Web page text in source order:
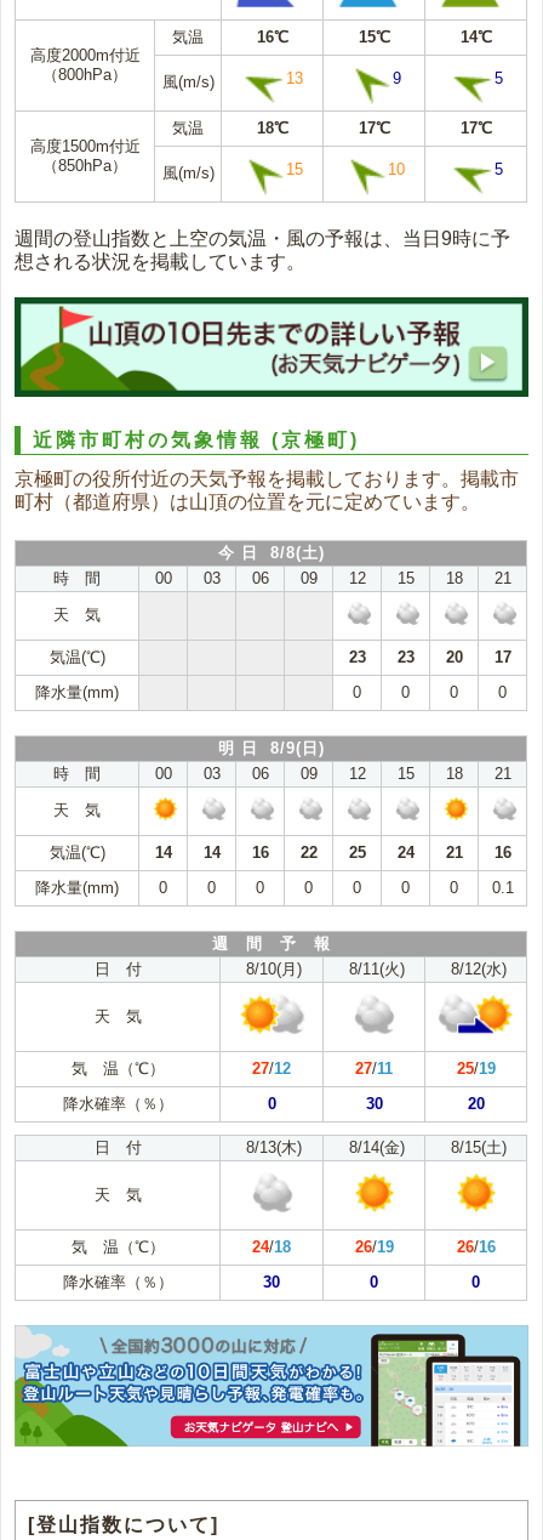
高度2000m付近
（800hPa）
気温 16℃ 15℃ 14℃
風(m/s) 13 9 5
高度1500m付近
（850hPa）
気温 18℃ 17℃ 17℃
風(m/s) 15 10 5
週間の登山指数と上空の気温・風の予報は、当日9時に予
想される状況を掲載しています。
近隣市町村の気象情報(京極町)
京極町の役所付近の天気予報を掲載しております。掲載市
町村（都道府県）は山頂の位置を元に定めています。
今 日 8/8(土)
時 間
00 03 06 09 12 15 18
21
天 気
気温(℃) 23 23 20
17
降水量(mm)
0 0 0 0
明 日 8/9(日)
時 間
00 03 06 09 12 15 18
21
天 気
気温(℃) 14 14 16 22 25 24 21
16
降水量(mm)
0 0 0 0 0 0 0 0.1
週 間 予 報
日 付
8/10(月) 8/11(火) 8/12(水)
天 気
気 温（℃） 27/12 27/11 25/19
降水確率（％）
0 30 20
日 付 8/13(木) 8/14(金) 8/15(土)
天 気
気 温（℃） 24/18 26/19 26/16
降水確率（％）
30 0 0
[登山指数について]